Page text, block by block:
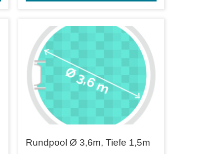
Rundpool Ø 3,6m, Tiefe 1,5m